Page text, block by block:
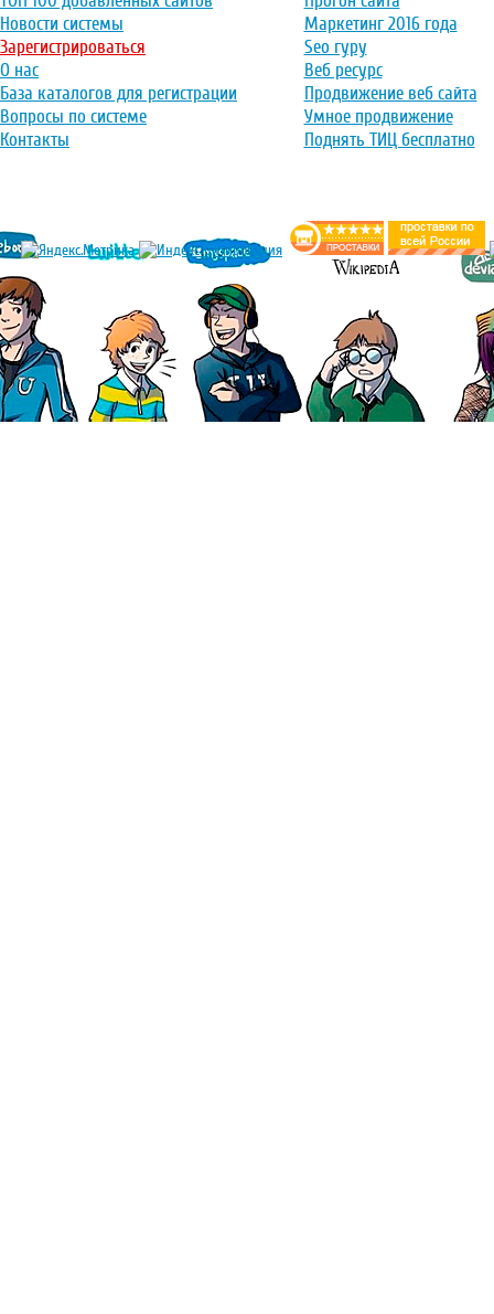
Новости системы
Зарегистрироваться
О нас
База каталогов для регистрации
Вопросы по системе
Контакты
Маркетинг 2016 года
Seo гуру
Веб ресурс
Продвижение веб сайта
Умное продвижение
Поднять ТИЦ бесплатно